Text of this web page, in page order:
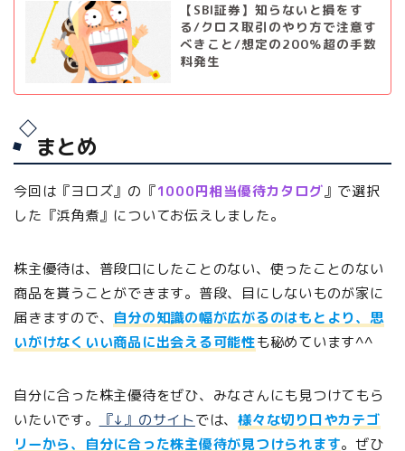
【SBI証券】知らないと損をす
る/クロス取引のやり方で注意す
べきこと/想定の200％超の手数
料発生
まとめ
今回は『ヨロズ』の『1000円相当優待カタログ』で選択
した『浜角煮』についてお伝えしました。
株主優待は、普段口にしたことのない、使ったことのない
商品を貰うことができます。普段、目にしないものが家に
届きますので、 自分の知識の幅が広がるのはもとより、思
いがけなくいい商品に出会える可能性も秘めています^^
自分に合った株主優待をぜひ、みなさんにも見つけてもら
いたいです。
『↓』のサイトでは、様々な切り口やカテゴ
リーから、自分に合った株主優待が見つけられます。ぜひ